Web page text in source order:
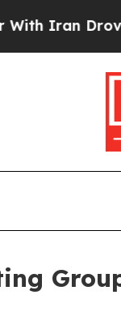
Drove oil